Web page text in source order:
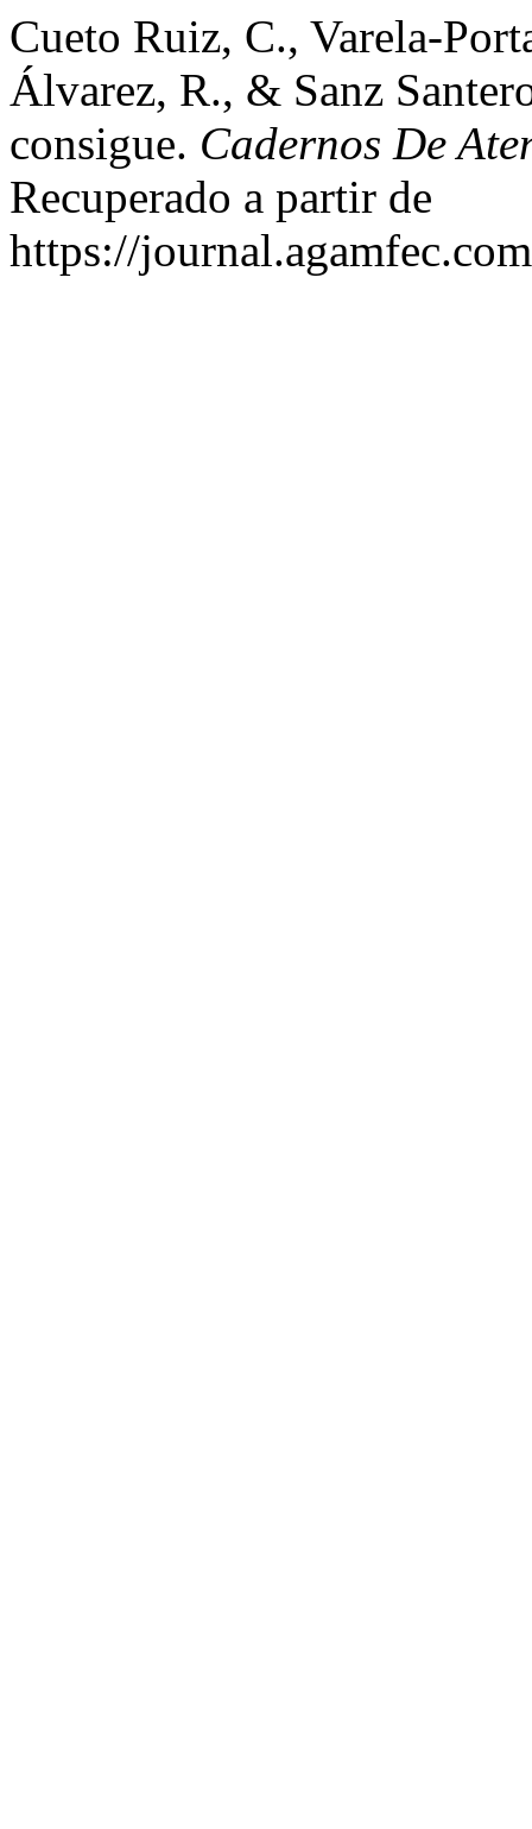
Cueto Ruiz, C., Varela-
Álvarez, R., & Sanz
consigue. Cadernos De
Recuperado a partir de
https://